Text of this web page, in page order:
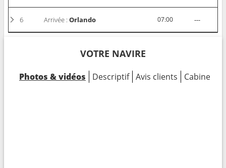
6 Arrivée :Orlando 07:00 ---
VOTRE NAVIRE
Photos & vidéos Descriptif Avis clients Cabines